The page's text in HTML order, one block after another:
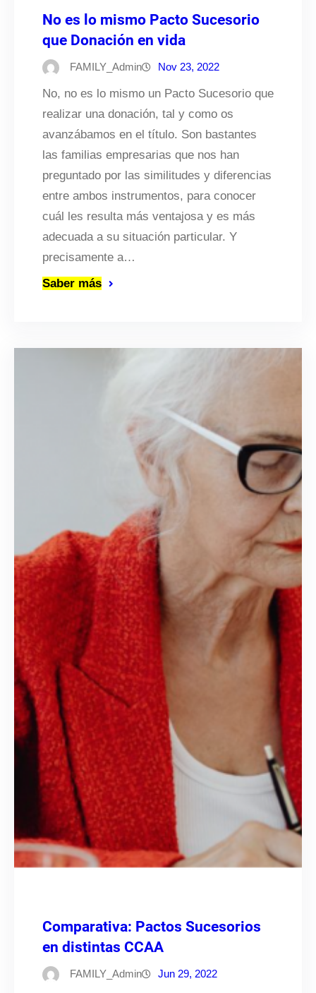
No es lo mismo Pacto Sucesorio
que Donación en vida
FAMILY_Admin Nov 23, 2022
No, no es lo mismo un Pacto Sucesorio que
realizar una donación, tal y como os
avanzábamos en el título. Son bastantes
las familias empresarias que nos han
preguntado por las similitudes y diferencias
entre ambos instrumentos, para conocer
cuál les resulta más ventajosa y es más
adecuada a su situación particular. Y
precisamente a…
Saber más
Comparativa: Pactos Sucesorios
en distintas CCAA
FAMILY_Admin Jun 29, 2022